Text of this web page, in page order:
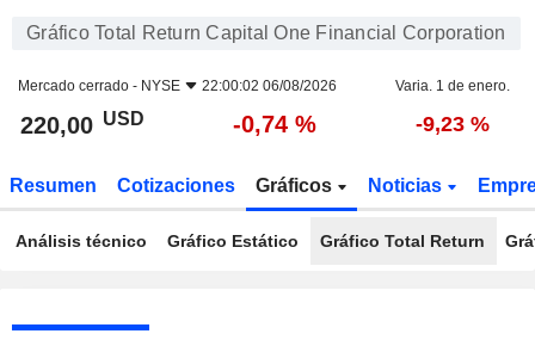
Gráfico Total Return Capital One Financial Corporation
Mercado cerrado - NYSE 22:00:02 06/08/2026 Varia. 1 de enero.
220,00 USD -0,74 % -9,23 %
Resumen Cotizaciones Gráficos Noticias
Análisis técnico Gráfico Estático Gráfico Total Return